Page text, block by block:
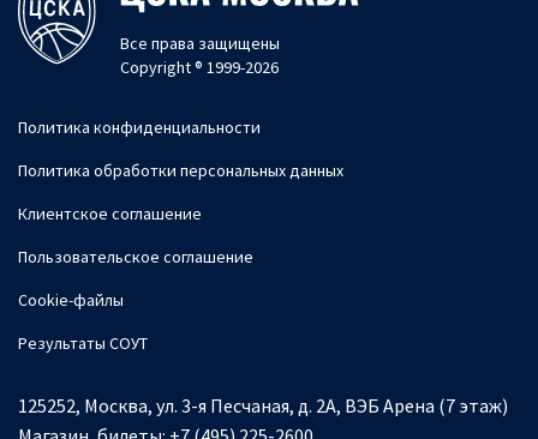
Все права защищены
Copyright ® 1999-2026
Политика конфиденциальности
Политика обработки персональных данных
Клиентское соглашение
Пользовательское соглашение
Cookie-файлы
Результаты СОУТ
125252, Москва, ул. 3-я Песчаная, д. 2А, ВЭБ Арена (7 этаж)